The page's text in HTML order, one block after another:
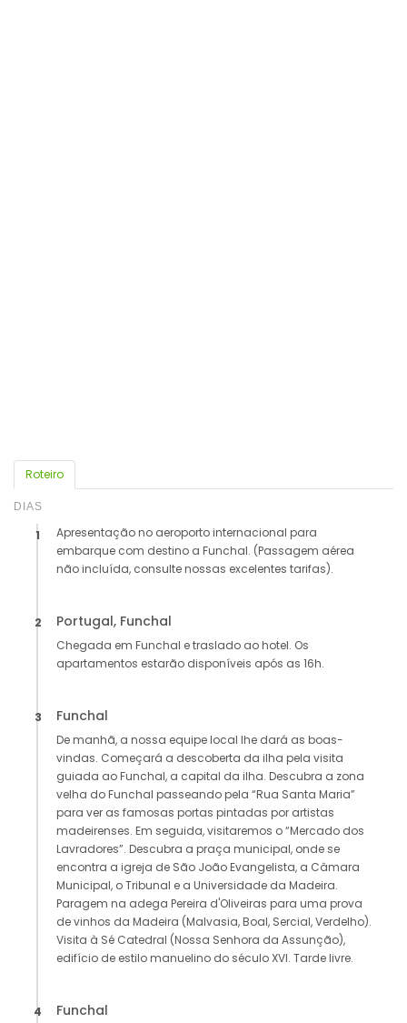
Roteiro
DIAS
1
Apresentação no aeroporto internacional para
embarque com destino a Funchal. (Passagem aérea
não incluída, consulte nossas excelentes tarifas).
2 Portugal, Funchal
Chegada em Funchal e traslado ao hotel. Os
apartamentos estarão disponíveis após as 16h.
3 Funchal
De manhã, a nossa equipe local lhe dará as boas-
vindas. Começará a descoberta da ilha pela visita
guiada ao Funchal, a capital da ilha. Descubra a zona
velha do Funchal passeando pela “Rua Santa Maria”
para ver as famosas portas pintadas por artistas
madeirenses. Em seguida, visitaremos o “Mercado dos
Lavradores”. Descubra a praça municipal, onde se
encontra a igreja de São João Evangelista, a Câmara
Municipal, o Tribunal e a Universidade da Madeira.
Paragem na adega Pereira d'Oliveiras para uma prova
de vinhos da Madeira (Malvasia, Boal, Sercial, Verdelho).
Visita à Sé Catedral (Nossa Senhora da Assunção),
edifício de estilo manuelino do século XVI. Tarde livre.
4 Funchal